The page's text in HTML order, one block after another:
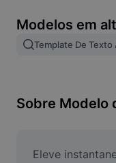
Mesclar imagens
Redimensionar
Criador de
Modelos em
Template De Texto
Eleve